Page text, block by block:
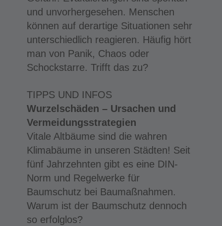
und unvorhergesehen. Menschen
können auf derartige Situationen sehr
unterschiedlich reagieren. Häufig hört
man von Panik, Chaos oder
Schockstarre. Trifft das zu?
TIPPS UND INFOS
Wurzelschäden – Ursachen und
Vermeidungsstrategien
Vitale Altbäume sind die wahren
Klimabäume in unseren Städten! Seit
fünf Jahrzehnten gibt es eine DIN-
Norm und Regelwerke für
Baumschutz bei Baumaßnahmen.
Warum ist der Baumschutz dennoch
so erfolglos?